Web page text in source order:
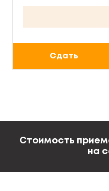
Сдать
Стоимость
на